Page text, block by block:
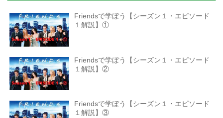
Friendsで学ぼう【シーズン１・エピソード
１解説】①
Friendsで学ぼう【シーズン１・エピソード
１解説】②
Friendsで学ぼう【シーズン１・エピソード
１解説】③